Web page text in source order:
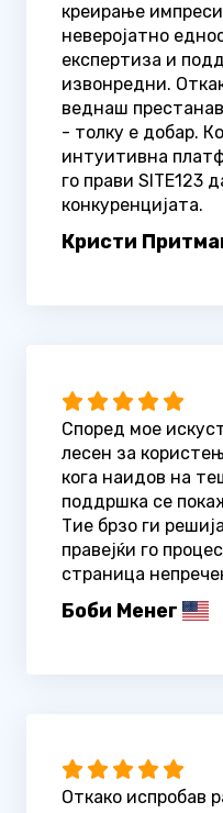
креирање
неверојатно
експертиза и
извонредни.
веднаш
- толку е добар.
интуитивна
го прави SITE123
конкуренцијата.
Кристи
Според мое
лесен за
кога наидов на
поддршка се
Тие брзо ги
правејќи го
страница
Боби Менег
Откако испробав